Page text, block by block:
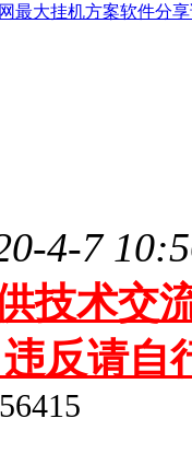
最大挂机方案软件分
4-7
技术交
反请自